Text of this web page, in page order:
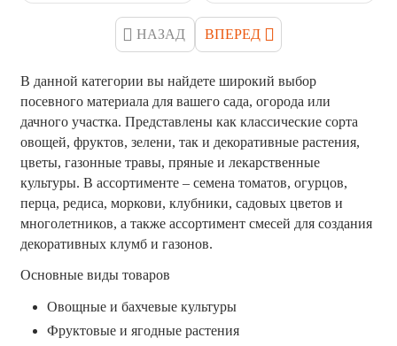
В данной категории вы найдете широкий выбор
посевного материала для вашего сада, огорода или
дачного участка. Представлены как классические сорта
овощей, фруктов, зелени, так и декоративные растения,
цветы, газонные травы, пряные и лекарственные
культуры. В ассортименте – семена томатов, огурцов,
перца, редиса, моркови, клубники, садовых цветов и
многолетников, а также ассортимент смесей для создания
декоративных клумб и газонов.
Основные виды товаров
Овощные и бахчевые культуры
Фруктовые и ягодные растения
НАЗАД ВПЕРЕД